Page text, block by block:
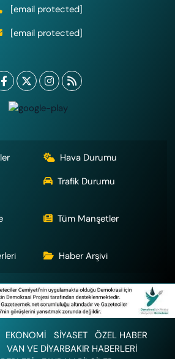
[email protected]
[email protected]
Hava Durumu
Trafik Durumu
Tüm Manşetler
Haber Arşivi
EKONOMİ SİYASET
ÖZEL HABER
VAN VE DİYARBAKIR HABERLERİ